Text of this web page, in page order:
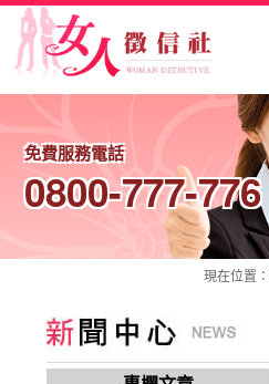
免費服務電話
0800-777-776
現在位置：